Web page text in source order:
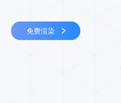
免费渲染